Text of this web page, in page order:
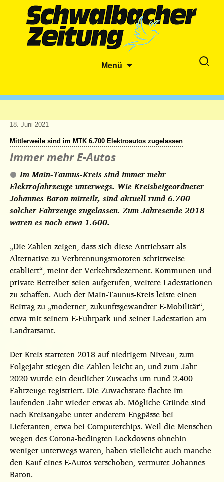
Menü
Suche
18. Juni 2021
Mittlerweile sind im MTK 6.700 Elektroautos zugelassen
Immer mehr E-Autos
Im Main-Taunus-Kreis sind immer mehr
Elektrofahrzeuge unterwegs. Wie Kreisbeigeordneter
Johannes Baron mitteilt, sind aktuell rund 6.700
solcher Fahrzeuge zugelassen. Zum Jahresende 2018
waren es noch etwa 1.600.
„Die Zahlen zeigen, dass sich diese Antriebsart als
Alternative zu Verbrennungsmotoren schrittweise
etabliert“, meint der Verkehrsdezernent. Kommunen und
private Betreiber seien aufgerufen, weitere Ladestationen
zu schaffen. Auch der Main-Taunus-Kreis leiste einen
Beitrag zu „moderner, zukunftsgewandter E-Mobilität“,
etwa mit seinem E-Fuhrpark und seiner Ladestation am
Landratsamt.
Der Kreis starteten 2018 auf niedrigem Niveau, zum
Folgejahr stiegen die Zahlen leicht an, und zum Jahr
2020 wurde ein deutlicher Zuwachs um rund 2.400
Fahrzeuge registriert. Die Zuwachsrate flachte im
laufenden Jahr wieder etwas ab. Mögliche Gründe sind
nach Kreisangabe unter anderem Engpässe bei
Lieferanten, etwa bei Computerchips. Weil die Menschen
wegen des Corona-bedingten Lockdowns ohnehin
weniger unterwegs waren, haben vielleicht auch manche
den Kauf eines E-Autos verschoben, vermutet Johannes
Baron.